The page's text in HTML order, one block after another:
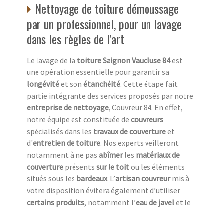
Nettoyage de toiture démoussage
par un professionnel, pour un lavage
dans les règles de l’art
Le lavage de la toiture Saignon Vaucluse 84est
une opération essentielle pour garantir sa
longévitéet son étanchéité. Cette étape fait
partie intégrante des services proposés par notre
entreprise de nettoyage, Couvreur 84. En effet,
notre équipe est constituée de couvreurs
spécialisés dans les travaux de couvertureet
d'entretien de toiture. Nos experts veilleront
notamment à ne pas abîmerles matériaux de
couverture présents sur le toitou les éléments
situés sous les bardeaux. L’artisan couvreurmis à
votre disposition évitera également d’utiliser
certains produits, notamment l’eau de javelet le